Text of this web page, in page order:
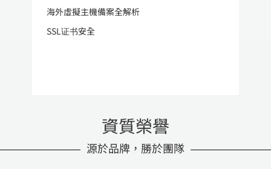
海外虛擬主機備案全解析
SSL证书安全
資質榮譽
源於品牌，勝於團隊